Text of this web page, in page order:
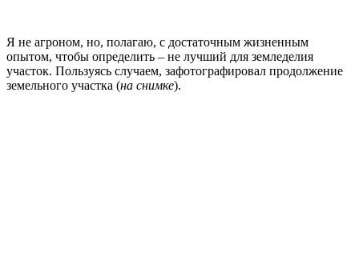
Я не агроном, но, полагаю, с достаточным жизненным
опытом, чтобы определить – не лучший для земледелия
участок. Пользуясь случаем, зафотографировал продолжение
земельного участка (на снимке).